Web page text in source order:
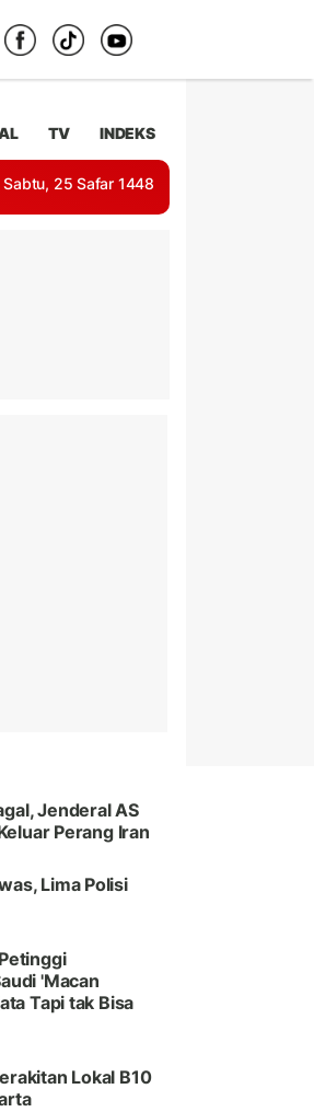
TV INDEKS
| Sabtu, 25 Safar 1448
Jenderal AS
Perang Iran
Lima Polisi
'Macan
Tapi tak Bisa
Lokal B10